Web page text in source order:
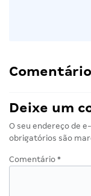
Deixe um
O seu endereço de
obrigatórios são
Comentário *